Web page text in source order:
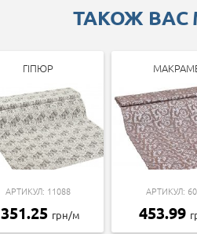
ТАКОЖ ВАС
ГІПЮР
АРТИКУЛ: 11088
351.25 грн/м
АРТИКУЛ:
453.99